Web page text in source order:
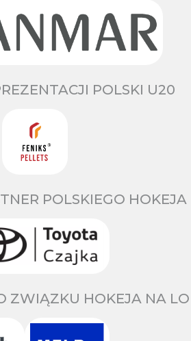
POLSKI U20
POLSKIEGO HOKEJA
ZWIĄZKU HOKEJA NA